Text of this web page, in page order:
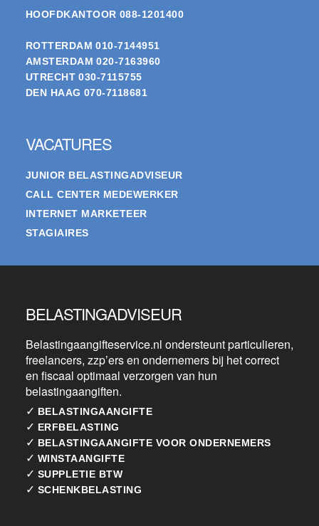
HOOFDKANTOOR 088-1201400
ROTTERDAM 010-7144951
AMSTERDAM 020-7163960
UTRECHT 030-7115755
DEN HAAG 070-7118681
VACATURES
JUNIOR BELASTINGADVISEUR
CALL CENTER MEDEWERKER
INTERNET MARKETEER
STAGIAIRES
BELASTINGADVISEUR
Belastingaangifteservice.nl ondersteunt particulieren,
freelancers, zzp’ers en ondernemers bij het correct
en fiscaal optimaal verzorgen van hun
belastingaangiften.
✓ BELASTINGAANGIFTE
✓ ERFBELASTING
✓ BELASTINGAANGIFTE VOOR ONDERNEMERS
✓ WINSTAANGIFTE
✓ SUPPLETIE BTW
✓ SCHENKBELASTING